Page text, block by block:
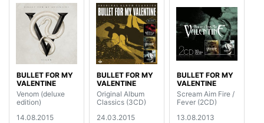
BULLET FOR MY
VALENTINE
Venom (deluxe
edition)
14.08.2015
BULLET FOR MY
VALENTINE
Original Album
Classics (3CD)
24.03.2015
BULLET FOR MY
VALENTINE
Scream Aim Fire /
Fever (2CD)
13.08.2013